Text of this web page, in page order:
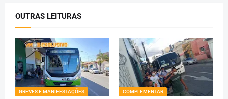
OUTRAS LEITURAS
GREVES E MANIFESTAÇÕES COMPLEMENTAR